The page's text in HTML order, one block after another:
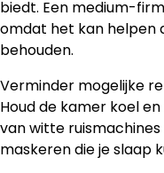
biedt. Een medium-
omdat het kan helpen
behouden.
Verminder mogelijke
Houd de kamer koel
van witte
maskeren die je slaap